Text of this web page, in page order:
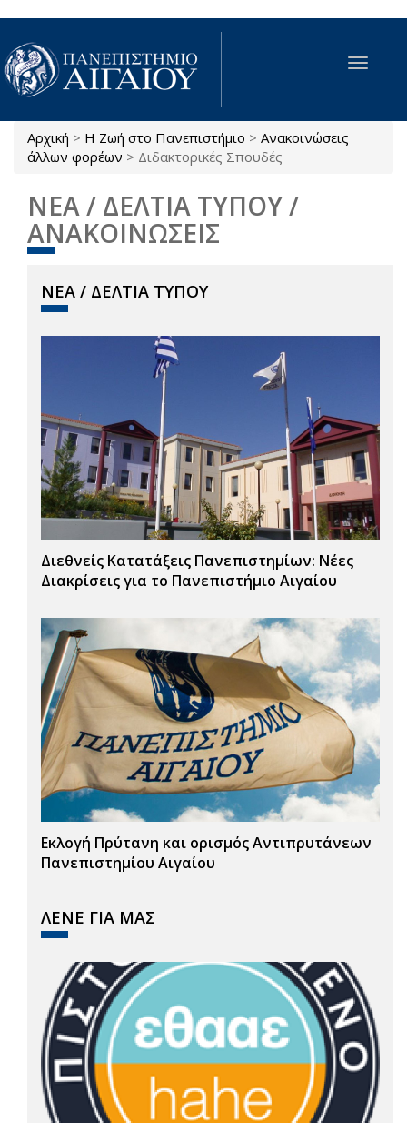
Παράκαμψη προς το κυρίως περιεχόμενο
Toggle
Είστε εδώ
Αρχική > Η Ζωή στο Πανεπιστήμιο > Ανακοινώσεις
άλλων φορέων > Διδακτορικές Σπουδές
ΝΕΑ / ΔΕΛΤΙΑ ΤΥΠΟΥ /
ΑΝΑΚΟΙΝΩΣΕΙΣ
ΝΕΑ / ΔΕΛΤΙΑ ΤΥΠΟΥ
Διεθνείς Κατατάξεις Πανεπιστημίων: Νέες
Διακρίσεις για το Πανεπιστήμιο Αιγαίου
Εκλογή Πρύτανη και ορισμός Αντιπρυτάνεων
Πανεπιστημίου Αιγαίου
ΛΕΝΕ ΓΙΑ ΜΑΣ